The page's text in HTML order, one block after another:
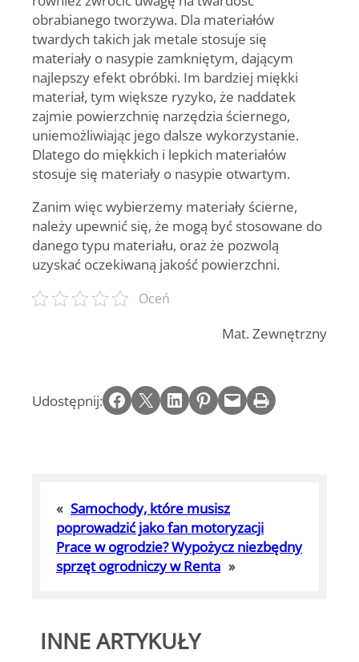
obrabianego tworzywa. Dla materiałów
twardych takich jak metale stosuje się
materiały o nasypie zamkniętym, dającym
najlepszy efekt obróbki. Im bardziej miękki
materiał, tym większe ryzyko, że naddatek
zajmie powierzchnię narzędzia ściernego,
uniemożliwiając jego dalsze wykorzystanie.
Dlatego do miękkich i lepkich materiałów
stosuje się materiały o nasypie otwartym.
Zanim więc wybierzemy materiały ścierne,
należy upewnić się, że mogą być stosowane do
danego typu materiału, oraz że pozwolą
uzyskać oczekiwaną jakość powierzchni.
Oceń
Mat. Zewnętrzny
Udostępnij: Share on Facebook Email this Page Share on LinkedIn Share on Pinterest Email this Page Print this Page
« Samochody, które musisz
poprowadzić jako fan motoryzacji
Prace w ogrodzie? Wypożycz niezbędny
sprzęt ogrodniczy w Renta »
INNE ARTYKUŁY